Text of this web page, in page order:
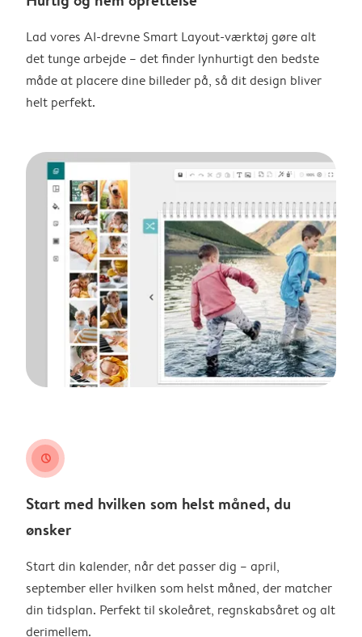
Lad vores AI-drevne Smart Layout-værktøj gøre alt
det tunge arbejde – det finder lynhurtigt den bedste
måde at placere dine billeder på, så dit design bliver
helt perfekt.
clock
Start med hvilken som helst måned, du
ønsker
Start din kalender, når det passer dig – april,
september eller hvilken som helst måned, der matcher
din tidsplan. Perfekt til skoleåret, regnskabsåret og alt
derimellem.